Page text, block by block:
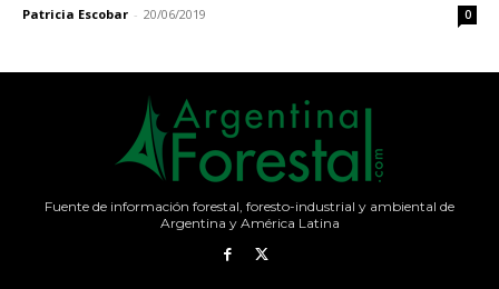
Patricia Escobar - 20/06/2019 0
Fuente de información forestal, foresto-industrial y ambiental de
Argentina y América Latina